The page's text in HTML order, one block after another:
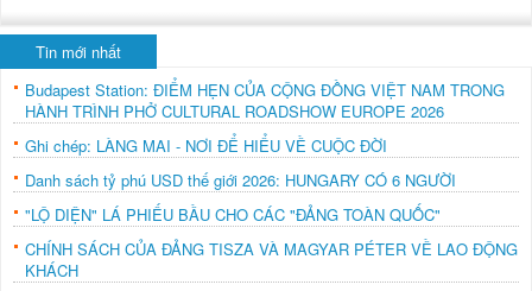
Tin mới nhất
Budapest Station: ĐIỂM HẸN CỦA CỘNG ĐỒNG VIỆT NAM TRONG
HÀNH TRÌNH PHỞ CULTURAL ROADSHOW EUROPE 2026
Ghi chép: LÀNG MAI - NƠI ĐỂ HIỂU VỀ CUỘC ĐỜI
Danh sách tỷ phú USD thế giới 2026: HUNGARY CÓ 6 NGƯỜI
"LỘ DIỆN" LÁ PHIẾU BẦU CHO CÁC "ĐẢNG TOÀN QUỐC"
CHÍNH SÁCH CỦA ĐẢNG TISZA VÀ MAGYAR PÉTER VỀ LAO ĐỘNG
KHÁCH